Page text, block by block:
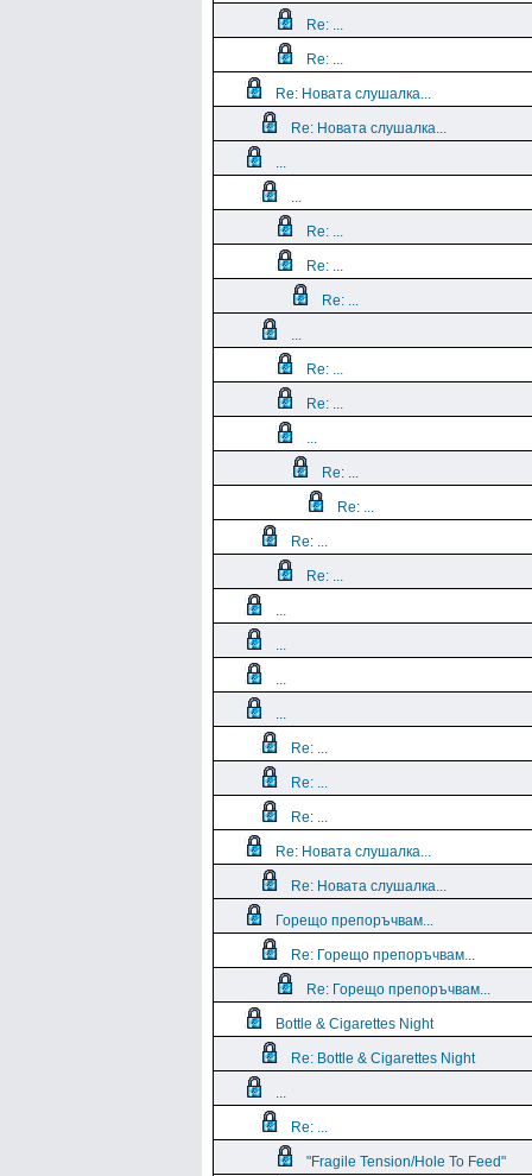
Re: ...
Re: ...
Re: Новата слушалка...
Re: Новата слушалка...
...
...
Re: ...
Re: ...
Re: ...
...
Re: ...
Re: ...
...
Re: ...
Re: ...
Re: ...
Re: ...
...
...
...
...
Re: ...
Re: ...
Re: ...
Re: Новата слушалка...
Re: Новата слушалка...
Горещо препоръчвам...
Re: Горещо препоръчвам...
Re: Горещо препоръчвам...
Bottle & Cigarettes Night
Re: Bottle & Cigarettes Night
...
Re: ...
"Fragile Tension/Hole To Feed"